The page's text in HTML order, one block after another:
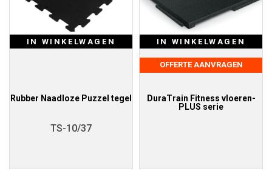
IN WINKELWAGEN
Rubber Naadloze Puzzel tegel
TS-10/37
IN WINKELWAGEN
OFFERTE AANVRAGEN
DuraTrain Fitness vloeren-
PLUS serie